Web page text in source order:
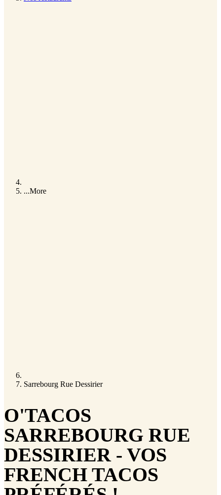
...More
Sarrebourg Rue Dessirier
O'TACOS
SARREBOURG RUE
DESSIRIER - VOS
FRENCH TACOS